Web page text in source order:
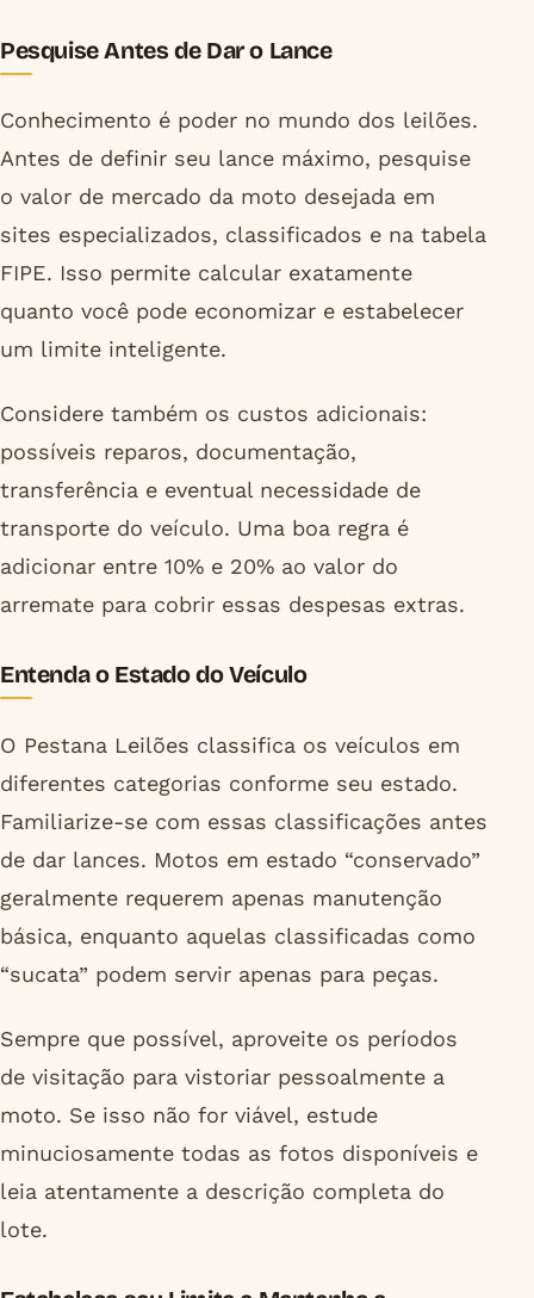
Pesquise Antes de Dar o Lance
Conhecimento é poder no mundo dos leilões.
Antes de definir seu lance máximo, pesquise
o valor de mercado da moto desejada em
sites especializados, classificados e na tabela
FIPE. Isso permite calcular exatamente
quanto você pode economizar e estabelecer
um limite inteligente.
Considere também os custos adicionais:
possíveis reparos, documentação,
transferência e eventual necessidade de
transporte do veículo. Uma boa regra é
adicionar entre 10% e 20% ao valor do
arremate para cobrir essas despesas extras.
Entenda o Estado do Veículo
O Pestana Leilões classifica os veículos em
diferentes categorias conforme seu estado.
Familiarize-se com essas classificações antes
de dar lances. Motos em estado “conservado”
geralmente requerem apenas manutenção
básica, enquanto aquelas classificadas como
“sucata” podem servir apenas para peças.
Sempre que possível, aproveite os períodos
de visitação para vistoriar pessoalmente a
moto. Se isso não for viável, estude
minuciosamente todas as fotos disponíveis e
leia atentamente a descrição completa do
lote.